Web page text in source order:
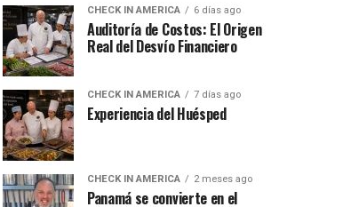
CHECK IN AMERICA 6 días ago
Auditoría de Costos: El Origen
Real del Desvío Financiero
CHECK IN AMERICA 7 días ago
Experiencia del Huésped
CHECK IN AMERICA 2 meses ago
Panamá se convierte en el